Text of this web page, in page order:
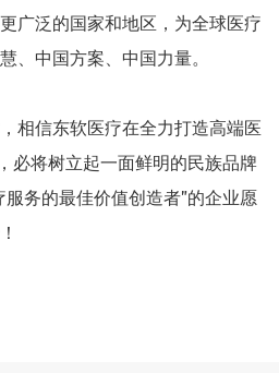
广泛的国家和地区，为全球医疗
、中国方案、中国力量。
相信东软医疗在全力打造高端医
必将树立起一面鲜明的民族品牌
务的最佳价值创造者”的企业愿